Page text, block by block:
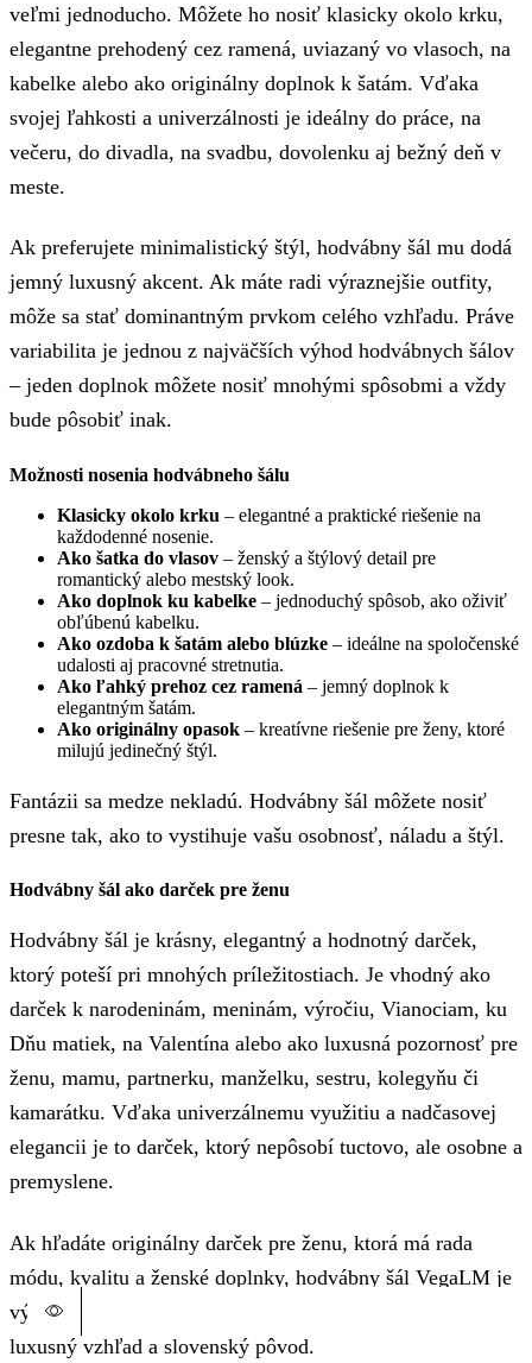
veľmi jednoducho. Môžete ho nosiť klasicky okolo krku,
elegantne prehodený cez ramená, uviazaný vo vlasoch, na
kabelke alebo ako originálny doplnok k šatám. Vďaka
svojej ľahkosti a univerzálnosti je ideálny do práce, na
večeru, do divadla, na svadbu, dovolenku aj bežný deň v
meste.
Ak preferujete minimalistický štýl, hodvábny šál mu dodá
jemný luxusný akcent. Ak máte radi výraznejšie outfity,
môže sa stať dominantným prvkom celého vzhľadu. Práve
variabilita je jednou z najväčších výhod hodvábnych šálov
– jeden doplnok môžete nosiť mnohými spôsobmi a vždy
bude pôsobiť inak.
Možnosti nosenia hodvábneho šálu
Klasicky okolo krku – elegantné a praktické riešenie na
každodenné nosenie.
Ako šatka do vlasov – ženský a štýlový detail pre
romantický alebo mestský look.
Ako doplnok ku kabelke – jednoduchý spôsob, ako oživiť
obľúbenú kabelku.
Ako ozdoba k šatám alebo blúzke – ideálne na spoločenské
udalosti aj pracovné stretnutia.
Ako ľahký prehoz cez ramená – jemný doplnok k
elegantným šatám.
Ako originálny opasok – kreatívne riešenie pre ženy, ktoré
milujú jedinečný štýl.
Fantázii sa medze nekladú. Hodvábny šál môžete nosiť
presne tak, ako to vystihuje vašu osobnosť, náladu a štýl.
Hodvábny šál ako darček pre ženu
Hodvábny šál je krásny, elegantný a hodnotný darček,
ktorý poteší pri mnohých príležitostiach. Je vhodný ako
darček k narodeninám, meninám, výročiu, Vianociam, ku
Dňu matiek, na Valentína alebo ako luxusná pozornosť pre
ženu, mamu, partnerku, manželku, sestru, kolegyňu či
kamarátku. Vďaka univerzálnemu využitiu a nadčasovej
elegancii je to darček, ktorý nepôsobí tuctovo, ale osobne a
premyslene.
Ak hľadáte originálny darček pre ženu, ktorá má rada
módu, kvalitu a ženské doplnky, hodvábny šál VegaLM je
výbornou voľbou. Spája v sebe praktickosť, estetiku,
luxusný vzhľad a slovenský pôvod.
Tento